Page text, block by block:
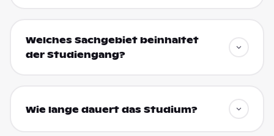
Welches Sachgebiet beinhaltet
der Studiengang?
Wie lange dauert das Studium?